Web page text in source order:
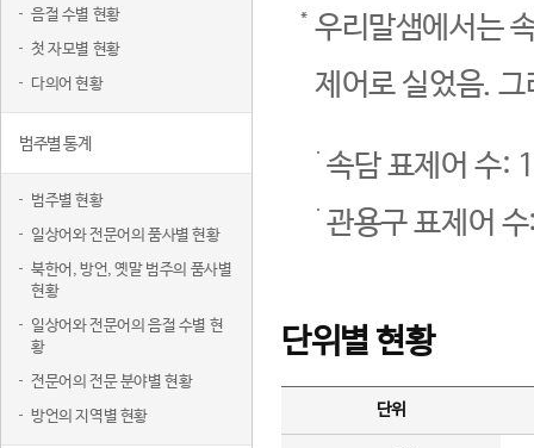
음절 수별 현황
첫 자모별 현황
다의어 현황
범주별 통계
범주별 현황
일상어와 전문어의 품사별 현황
북한어, 방언, 옛말 범주의 품사별
현황
일상어와 전문어의 음절 수별 현
황
전문어의 전문 분야별 현황
방언의 지역별 현황
우리말샘에서는
제어로 실었음.
속담 표제어 수:
관용구 표제어
단위별 현황
단위